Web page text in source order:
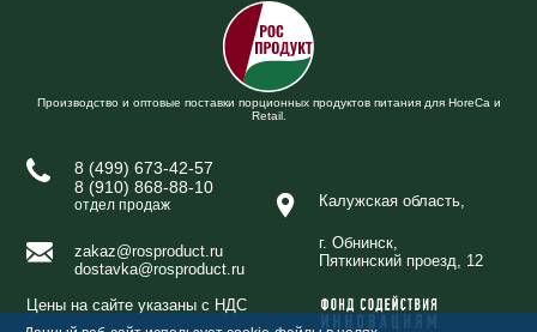
Производство и оптовые поставки порционных продуктов питания для HoreCa и
Retail.
8 (499) 673-42-57
8 (910) 868-88-10
отдел продаж
zakaz@rosproduct.ru
dostavka@rosproduct.ru
Цены на сайте указаны с НДС
Калужская область,
г. Обнинск,
Пяткинский проезд, 12